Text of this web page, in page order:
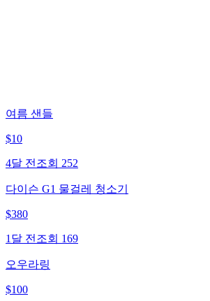
여름 샌들
$10
4달 전 조회 252
다이슨 G1 물걸레 청소기
$380
1달 전 조회 169
오우라링
$100